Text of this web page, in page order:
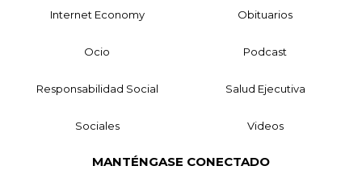
Internet Economy Obituarios
Ocio Podcast
Responsabilidad Social Salud Ejecutiva
Sociales Videos
MANTÉNGASE CONECTADO